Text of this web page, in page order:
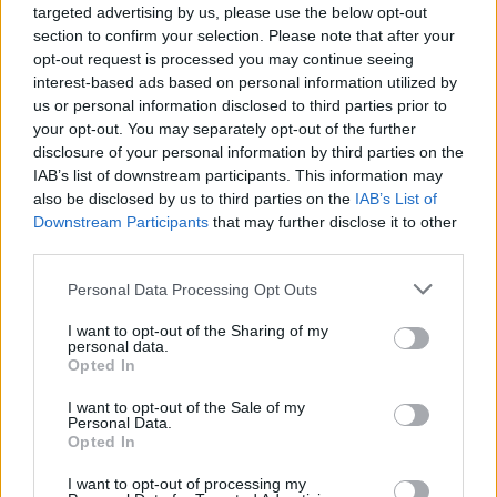
targeted advertising by us, please use the below opt-out
section to confirm your selection. Please note that after your
opt-out request is processed you may continue seeing
interest-based ads based on personal information utilized by
us or personal information disclosed to third parties prior to
your opt-out. You may separately opt-out of the further
disclosure of your personal information by third parties on the
IAB’s list of downstream participants. This information may
also be disclosed by us to third parties on the IAB’s List of
Downstream Participants that may further disclose it to other
Please note that this website/app uses one or more Google
not limited to your visit or usage behaviour. You may click to
grant or deny consent to Google and its third-party tags to
use your data for below specified purposes in below Google
consent section.
Personal Data Processing Opt Outs
I want to opt-out of the Sharing of my
personal data.
Opted In
I want to opt-out of the Sale of my
Personal Data.
Opted In
I want to opt-out of processing my
elkötelezned magad. Ez különösen hasznos lehet, ha
csak rövid távon van szükséged az autóra .
2. Alacsonyabb költségek rövid távon
Nem kell vagyonokat költened fenntartásra,
biztosításra, adókra vagy javításokra. A bérleti díj
legtöbbször ezek helyett mindent magában foglal,
így pontosan tudod, mennyi lesz a havi kiadásod
3. Különleges alkalmakhoz igazított
felhasználás
Aventadorra egy hétvégi kiránduláshoz? Vagy talán
egy fekete Mercedes S-osztályra egy üzleti
alkalomnak megfelelő autót válassz.